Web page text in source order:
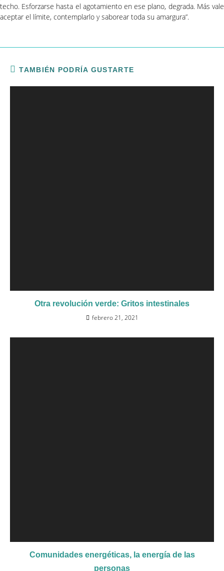
techo. Esforzarse hasta el agotamiento en ese plano, degrada. Más vale
aceptar el límite, contemplarlo y saborear toda su amargura”.
TAMBIÉN PODRÍA GUSTARTE
Otra revolución verde: Gritos intestinales
febrero 21, 2021
Comunidades energéticas, la energía de las
personas